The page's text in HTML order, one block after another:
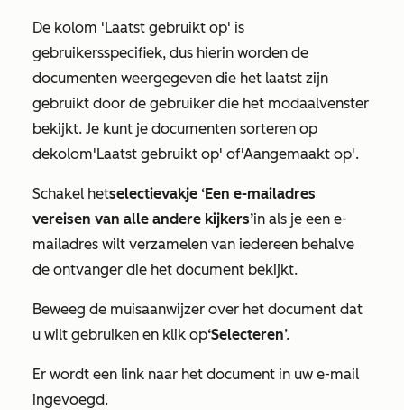
De kolom 'Laatst gebruikt op' is
gebruikersspecifiek, dus hierin worden de
documenten weergegeven die het laatst zijn
gebruikt door de gebruiker die het modaalvenster
bekijkt. Je kunt je documenten sorteren op
dekolom'Laatst gebruikt op' of'Aangemaakt op'.
Schakel hetselectievakje ‘Een e-mailadres
vereisen van alle andere kijkers’in als je een e-
mailadres wilt verzamelen van iedereen behalve
de ontvanger die het document bekijkt.
Beweeg de muisaanwijzer over het document dat
u wilt gebruiken en klik op‘Selecteren’.
Er wordt een link naar het document in uw e-mail
ingevoegd.